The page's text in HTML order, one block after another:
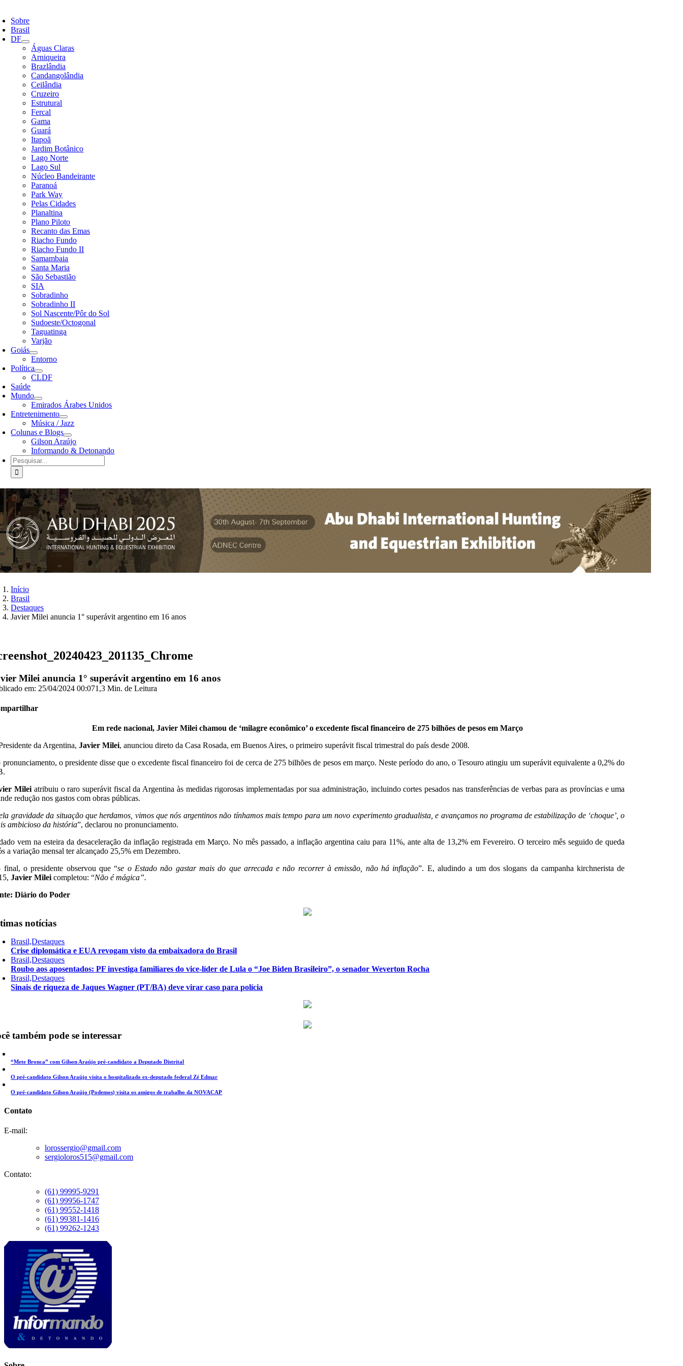
Sobre
Brasil
DF
Águas Claras
Arniqueira
Brazlândia
Candangolândia
Ceilândia
Cruzeiro
Estrutural
Fercal
Gama
Guará
Itapoã
Jardim Botânico
Lago Norte
Lago Sul
Núcleo Bandeirante
Paranoá
Park Way
Pelas Cidades
Planaltina
Plano Piloto
Recanto das Emas
Riacho Fundo
Riacho Fundo II
Samambaia
Santa Maria
São Sebastião
SIA
Sobradinho
Sobradinho II
Sol Nascente/Pôr do Sol
Sudoeste/Octogonal
Taguatinga
Varjão
Goiás
Entorno
Política
CLDF
Saúde
Mundo
Emirados Árabes Unidos
Entretenimento
Música / Jazz
Colunas e Blogs
Gilson Araújo
Informando & Detonando
Buscar
resultados
para:
Início
Brasil
Destaques
Javier Milei anuncia 1° superávit argentino em 16 anos
Milei anuncia 1° superávit argentino em 16 anos
em: 25/04/2024 00:071,3 Min. de Leitura
Em rede nacional, Javier Milei chamou de ‘milagre econômico’ o excedente fiscal financeiro de 275 bilhões de pesos em Março
da Argentina,Javier Milei, anunciou direto da Casa Rosada, em Buenos Aires, o primeiro superávit fiscal trimestral do país desde 2008.
pronunciamento, o presidente disse que o excedente fiscal financeiro foi de cerca de 275 bilhões de pesos em março. Neste período do ano, o Tesouro atingiu um superávit equivalente a 0,2% do
Milei atribuiu o raro superávit fiscal da Argentina às medidas rigorosas implementadas por sua administração, incluindo cortes pesados nas transferências de verbas para as províncias e uma
redução nos gastos com obras públicas.
gravidade da situação que herdamos, vimos que nós argentinos não tínhamos mais tempo para um novo experimento gradualista, e avançamos no programa de estabilização de ‘choque’, o
ambicioso da história”, declarou no pronunciamento.
vem na esteira da desaceleração da inflação registrada em Março. No mês passado, a inflação argentina caiu para 11%, ante alta de 13,2% em Fevereiro. O terceiro mês seguido de queda
a variação mensal ter alcançado 25,5% em Dezembro.
final, o presidente observou que “se o Estado não gastar mais do que arrecada e não recorrer à emissão, não há inflação”. E, aludindo a um dos slogans da campanha kirchnerista de
Javier Milei completou: “Não é mágica”.
Diário do Poder
notícias
Brasil,Destaques
Crise diplomática e EUA revogam visto da embaixadora do Brasil
Brasil,Destaques
Roubo aos aposentados: PF investiga familiares do vice-líder de Lula o “Joe Biden Brasileiro”, o senador Weverton Rocha
Brasil,Destaques
Sinais de riqueza de Jaques Wagner (PT/BA) deve virar caso para polícia
também pode se interessar
“Mete Bronca” com Gilson Araújo pré-candidato a Deputado Distrital
O pré-candidato Gilson Araújo visita o hospitalizado ex-deputado federal Zé Edmar
O pré-candidato Gilson Araújo (Podemos) visita os amigos de trabalho da NOVACAP
Contato
E-mail:
lorossergio@gmail.com
sergioloros515@gmail.com
Contato:
(61) 99995-9291
(61) 99956-1747
(61) 99552-1418
(61) 99381-1416
(61) 99262-1243